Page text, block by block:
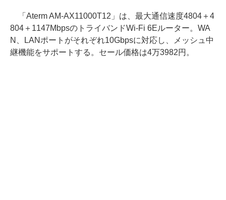
「Aterm AM-AX11000T12」は、最大通信速度4804＋4
804＋1147MbpsのトライバンドWi-Fi 6Eルーター。WA
N、LANポートがそれぞれ10Gbpsに対応し、メッシュ中
継機能をサポートする。セール価格は4万3982円。